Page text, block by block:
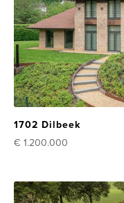
1702 Dilbeek
€ 1.200.000